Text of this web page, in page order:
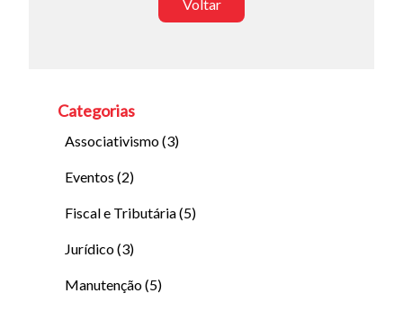
Voltar
Categorias
Associativismo(3)
Eventos (2)
Fiscal e Tributária(5)
Jurídico(3)
Manutenção(5)